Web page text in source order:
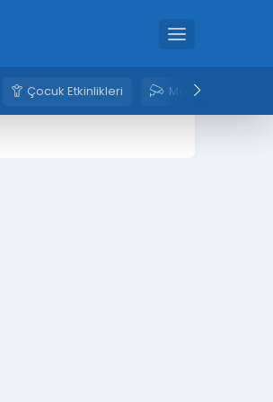
Çocuk Etkinlikleri Mobese